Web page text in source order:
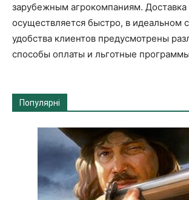
зарубежным агрокомпаниям. Доставка
осуществляется быстро, в идеальном
удобства клиентов предусмотрены
способы оплаты и льготные
Популярні